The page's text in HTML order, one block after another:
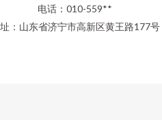
电话：010-559**
：山东省济宁市高新区黄王路177号